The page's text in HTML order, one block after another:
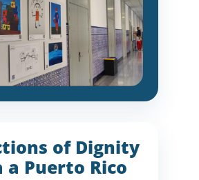
of Dignity
a Puerto Rico